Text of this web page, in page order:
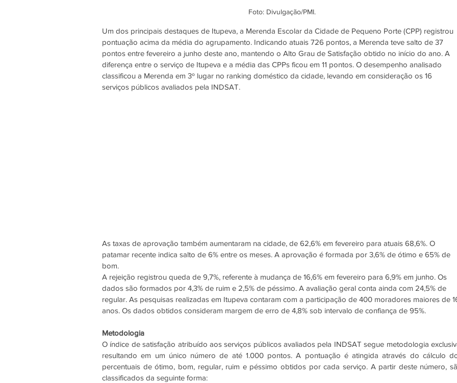
Foto: Divulgação/PMI.
Um dos principais destaques de Itupeva, a Merenda Escolar da Cidade de Pequeno Porte (CPP) registrou
pontuação acima da média do agrupamento. Indicando atuais 726 pontos, a Merenda teve salto de 37
pontos entre fevereiro a junho deste ano, mantendo o Alto Grau de Satisfação obtido no início do ano. A
diferença entre o serviço de Itupeva e a média das CPPs ficou em 11 pontos. O desempenho analisado
classificou a Merenda em 3º lugar no ranking doméstico da cidade, levando em consideração os 16
serviços públicos avaliados pela INDSAT.
As taxas de aprovação também aumentaram na cidade, de 62,6% em fevereiro para atuais 68,6%. O
patamar recente indica salto de 6% entre os meses. A aprovação é formada por 3,6% de ótimo e 65% de
bom.
A rejeição registrou queda de 9,7%, referente à mudança de 16,6% em fevereiro para 6,9% em junho. Os
dados são formados por 4,3% de ruim e 2,5% de péssimo. A avaliação geral conta ainda com 24,5% de
regular. As pesquisas realizadas em Itupeva contaram com a participação de 400 moradores maiores de
anos. Os dados obtidos consideram margem de erro de 4,8% sob intervalo de confiança de 95%.
Metodologia
O índice de satisfação atribuído aos serviços públicos avaliados pela INDSAT segue metodologia
resultando em um único número de até 1.000 pontos. A pontuação é atingida através do cálculo
percentuais de ótimo, bom, regular, ruim e péssimo obtidos por cada serviço. A partir deste número,
classificados da seguinte forma: